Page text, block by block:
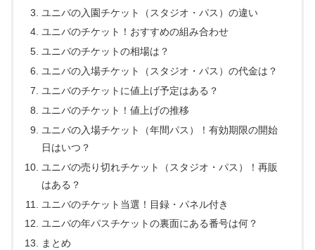
ユニバの入園チケット（スタジオ・パス）の違い
ユニバのチケット！おすすめの組み合わせ
ユニバのチケットの相場は？
ユニバの入場チケット（スタジオ・パス）の代金は？
ユニバのチケットに値上げ予定はある？
ユニバのチケット！値上げの推移
ユニバの入場チケット（年間パス）！有効期限の開始
日はいつ？
ユニバの売り切れチケット（スタジオ・パス）！再販
はある？
ユニバのチケット当選！目録・パネル付き
ユニバの年パスチケットの裏面にある番号は何？
まとめ